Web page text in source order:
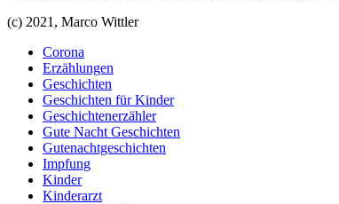
(c) 2021, Marco Wittler
Corona
Erzählungen
Geschichten
Geschichten für Kinder
Geschichtenerzähler
Gute Nacht Geschichten
Gutenachtgeschichten
Impfung
Kinder
Kinderarzt